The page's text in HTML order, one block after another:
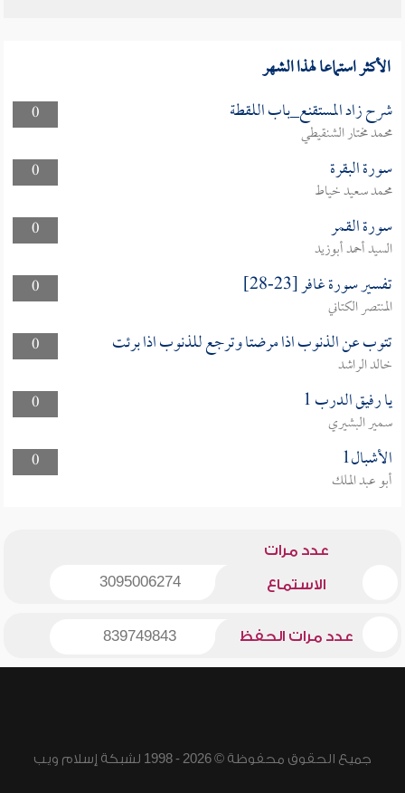
الأكثر استماعا لهذا الشهر
0 شرح زاد المستقنع_باب اللقطة
محمد مختار الشنقيطي
0
سورة البقرة
محمد سعيد خياط
0
سورة القمر
السيد أحمد أبوزيد
0
تفسير سورة غافر [23-28]
المنتصر الكتاني
0
تتوب عن الذنوب اذا مرضتا وترجع للذنوب اذا برئت
خالد الراشد
0
يا رفيق الدرب 1
سمير البشيري
0
الأشبال1
أبو عبد الملك
عدد مرات
الاستماع 3095006274
عدد مرات الحفظ 839749843
جميع الحقوق محفوظة © 2026 - 1998 لشبكة إسلام ويب